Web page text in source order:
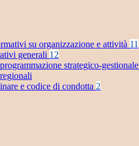
su organizzazione e attività 11
generali 12
strategico-gestionale
e codice di condotta 2